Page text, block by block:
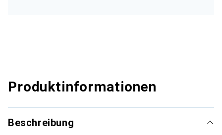
Produktinformationen
Beschreibung